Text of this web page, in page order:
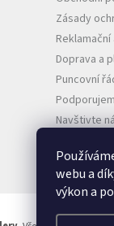
webu a
výkon a
Zásady
Doprava a
Puncovní
Navštivte